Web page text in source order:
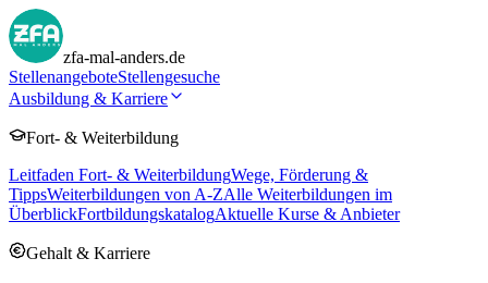
zfa-mal-anders.de
StellenangeboteStellengesuche
Ausbildung & Karriere
Fort- & Weiterbildung
Leitfaden Fort- & WeiterbildungWege, Förderung &
TippsWeiterbildungen von A-ZAlle Weiterbildungen im
ÜberblickFortbildungskatalogAktuelle Kurse & Anbieter
Gehalt & Karriere